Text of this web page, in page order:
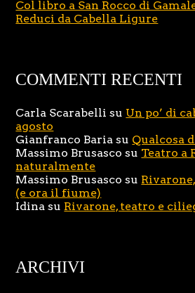
Col libro a San Rocco di
Reduci da Cabella Ligure
COMMENTI RECENTI
Carla Scarabelli su Un po’ di
agosto
Gianfranco Baria su Qualcosa
Massimo Brusasco su Teatro a
naturalmente
Massimo Brusasco su
(e ora il fiume)
Idina su Rivarone, teatro e
ARCHIVI